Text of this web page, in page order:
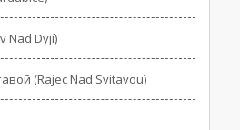
Nad Dyjí)
(Rajec Nad Svitavou)